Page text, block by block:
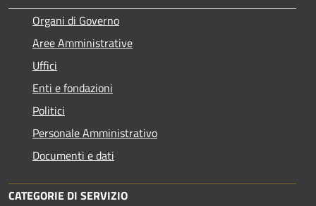
Organi di Governo
Aree Amministrative
Uffici
Enti e fondazioni
Politici
Personale Amministrativo
Documenti e dati
CATEGORIE DI SERVIZIO